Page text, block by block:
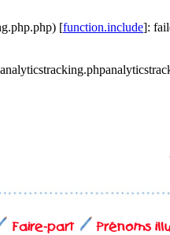
[function.include]:
Faire-part Prénoms